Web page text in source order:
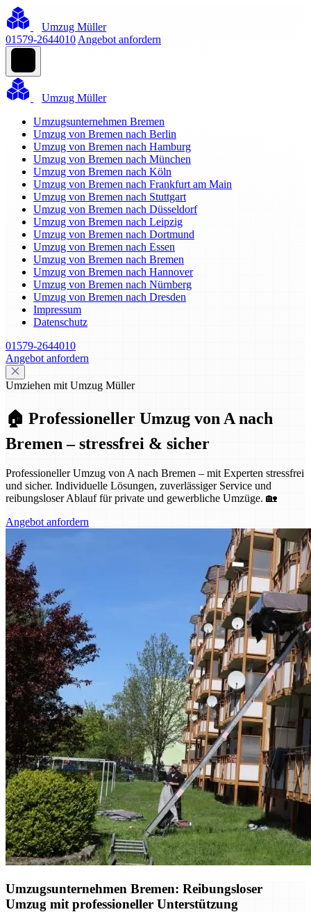
Umzug Müller
01579-2644010 Angebot anfordern
Umzug Müller
Umzugsunternehmen Bremen
Umzug von Bremen nach Berlin
Umzug von Bremen nach Hamburg
Umzug von Bremen nach München
Umzug von Bremen nach Köln
Umzug von Bremen nach Frankfurt am Main
Umzug von Bremen nach Stuttgart
Umzug von Bremen nach Düsseldorf
Umzug von Bremen nach Leipzig
Umzug von Bremen nach Dortmund
Umzug von Bremen nach Essen
Umzug von Bremen nach Bremen
Umzug von Bremen nach Hannover
Umzug von Bremen nach Nürnberg
Umzug von Bremen nach Dresden
Impressum
Datenschutz
01579-2644010
Angebot anfordern
Umziehen mit Umzug Müller
🏠 Professioneller Umzug von A nach
Bremen – stressfrei & sicher
Professioneller Umzug von A nach Bremen – mit Experten stressfrei
und sicher. Individuelle Lösungen, zuverlässiger Service und
reibungsloser Ablauf für private und gewerbliche Umzüge. 🏡
Angebot anfordern
Umzugsunternehmen Bremen: Reibungsloser
Umzug mit professioneller Unterstützung